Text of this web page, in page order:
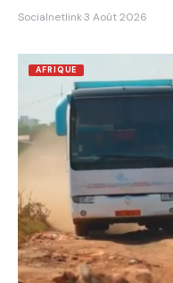
Socialnetlink·3 Août 2026
AFRIQUE